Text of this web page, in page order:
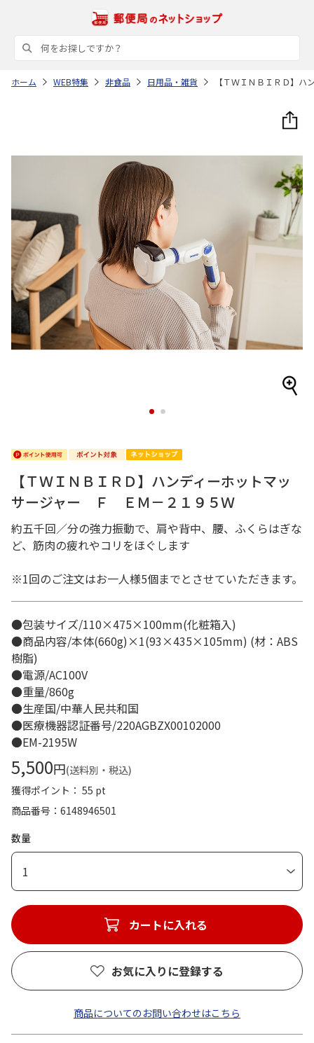
ホーム WEB特集 非食品 日用品・雑貨 【ＴＷＩＮＢＩＲＤ】
1 2
【ＴＷＩＮＢＩＲＤ】ハンディーホットマッ
サージャー Ｆ ＥＭ－２１９５Ｗ
約五千回／分の強力振動で、肩や背中、腰、ふくらはぎな
ど、筋肉の疲れやコリをほぐします
※1回のご注文はお一人様5個までとさせていただきます。
●包装サイズ/110×475×100mm(化粧箱入)
●商品内容/本体(660g)×1(93×435×105mm) (材：ABS
樹脂)
●電源/AC100V
●重量/860g
●生産国/中華人民共和国
●医療機器認証番号/220AGBZX00102000
●EM-2195W
5,500円(送料別・税込)
獲得ポイント： 55 pt
商品番号
6148946501
数量
1
カートに入れる
お気に入りに登録する
商品についてのお問い合わせはこちら